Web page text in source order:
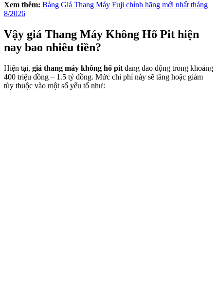
Xem thêm: Bảng Giá Thang Máy Fuji chính hãng mới nhất tháng
8/2026
Vậy giá Thang Máy Không Hố Pit hiện
nay bao nhiêu tiền?
Hiện tại, giá thang máy không hố pit đang dao động trong khoảng
400 triệu đồng – 1.5 tỷ đồng. Mức chi phí này sẽ tăng hoặc giảm
tùy thuộc vào một số yếu tố như: